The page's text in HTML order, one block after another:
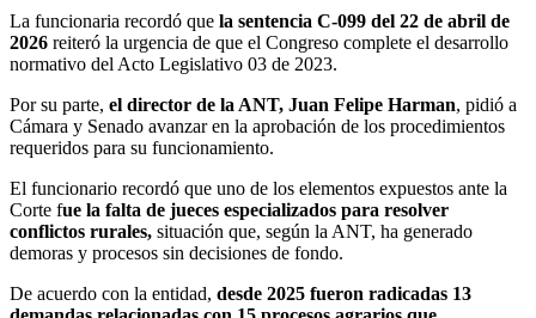
La funcionaria recordó que la sentencia C-099 del 22 de abril de
2026 reiteró la urgencia de que el Congreso complete el desarrollo
normativo del Acto Legislativo 03 de 2023.
Por su parte, el director de la ANT, Juan Felipe Harman, pidió a
Cámara y Senado avanzar en la aprobación de los procedimientos
requeridos para su funcionamiento.
El funcionario recordó que uno de los elementos expuestos ante la
Corte fue la falta de jueces especializados para resolver
conflictos rurales, situación que, según la ANT, ha generado
demoras y procesos sin decisiones de fondo.
De acuerdo con la entidad, desde 2025 fueron radicadas 13